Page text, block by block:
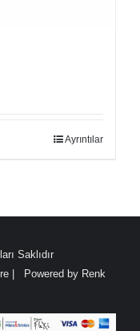
Ayrıntılar
Saklıdır
| Powered by Renk